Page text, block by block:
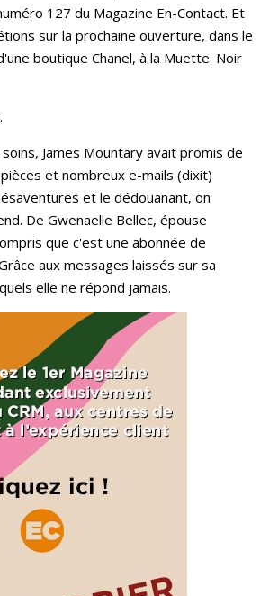
127 du Magazine En-Contact. Et
sur la prochaine ouverture, dans le
boutique Chanel, à la Muette. Noir
James Mountary avait promis de
et nombreux e-mails (dixit)
et le dédouanant, on
De Gwenaelle Bellec, épouse
que c'est une abonnée de
aux messages laissés sur sa
elle ne répond jamais.